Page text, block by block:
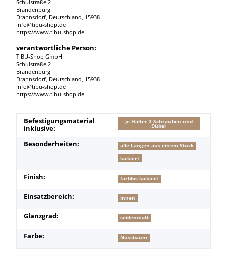
Schulstraße 2
Brandenburg
Drahnsdorf, Deutschland, 15938
info@tibu-shop.de
https://www.tibu-shop.de
verantwortliche Person:
TIBU-Shop GmbH
Schulstraße 2
Brandenburg
Drahnsdorf, Deutschland, 15938
info@tibu-shop.de
https://www.tibu-shop.de
Produkteigenschaft
Wert
Befestigungsmaterial
inklusive:
je Halter 2 Schrauben und
Dübel
Besonderheiten:
alle Längen aus einem Stück
lackiert
Finish: farblos lackiert
Einsatzbereich: innen
Glanzgrad: seidenmatt
Farbe: Nussbaum